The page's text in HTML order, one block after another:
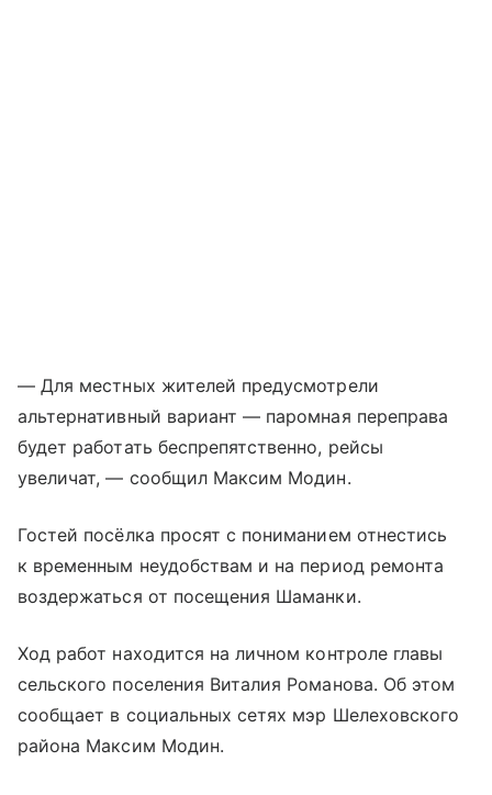
— Для местных жителей предусмотрели
альтернативный вариант — паромная переправа
будет работать беспрепятственно, рейсы
увеличат, — сообщил Максим Модин.
Гостей посёлка просят с пониманием отнестись
к временным неудобствам и на период ремонта
воздержаться от посещения Шаманки.
Ход работ находится на личном контроле главы
сельского поселения Виталия Романова. Об этом
сообщает в социальных сетях мэр Шелеховского
района Максим Модин.